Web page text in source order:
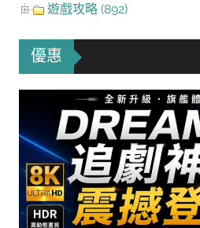
遊戲攻略 (892)
優惠